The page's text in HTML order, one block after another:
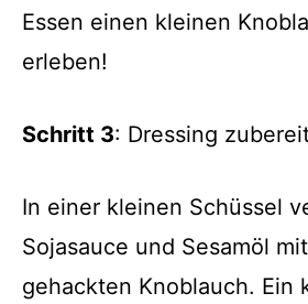
Essen einen kleinen
erleben!
Schritt 3: Dressing
In einer kleinen Schüssel
Sojasauce und Sesamöl
gehackten Knoblauch. Ein